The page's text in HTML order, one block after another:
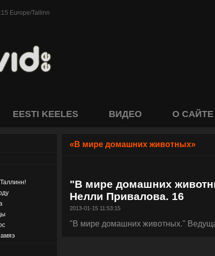
Europe/Tallinn
EESTI KEELES ВИДЕО О САЙТЕ
«В мире домашних животных»
"В мире домашних
Нелли Привалова. 16
2013-01-15 11:53:15
"В мире домашних животных."